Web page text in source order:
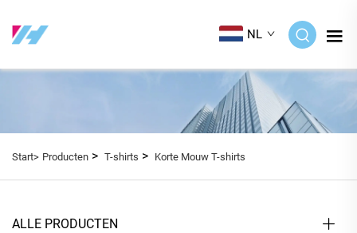
NL
Start> Producten > T-shirts > Korte Mouw T-shirts
ALLE PRODUCTEN